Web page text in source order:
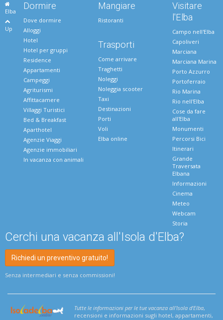
Elba
Up
Dormire
Dove dormire
Alloggi
Hotel
Hotel per gruppi
Residence
Appartamenti
Campeggi
Agriturismi
Affittacamere
Villaggi Turistici
Bed & Breakfast
Aparthotel
Agenzie Viaggi
Agenzie immobiliari
In vacanza con animali
Mangiare
Ristoranti
Trasporti
Come arrivare
Traghetti
Noleggi
Noleggia scooter
Taxi
Destinazioni
Porti
Voli
Elba online
Visitare
l'Elba
Campo nell'Elba
Capoliveri
Marciana
Marciana Marina
Porto Azzurro
Portoferraio
Rio Marina
Rio nell'Elba
Cose da fare
all'Elba
Monumenti
Percorsi Bici
Itinerari
Grande
Traversata
Elbana
Informazioni
Cinema
Meteo
Webcam
Storia
Cerchi una vacanza all'Isola d'Elba?
Richiedi un preventivo gratuito!
Senza intermediari e senza commissioni!
Tutte le informazioni per le tue vacanza all'Isola d'Elba,
recensioni e informazioni sugli hotel, appartamenti,